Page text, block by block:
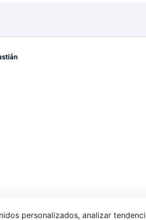
personalizados, analizar